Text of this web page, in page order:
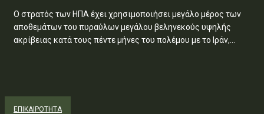
Ο στρατός των ΗΠΑ έχει χρησιμοποιήσει μεγάλο μέρος των
αποθεμάτων του πυραύλων μεγάλου βεληνεκούς υψηλής
ακρίβειας κατά τους πέντε μήνες του πολέμου με το Ιράν,...
ΕΠΙΚΑΙΡΟΤΗΤΑ